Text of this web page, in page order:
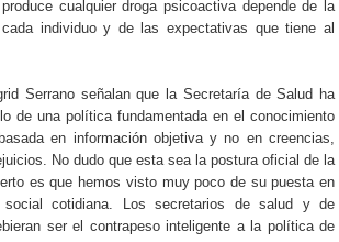
cualquier droga psicoactiva depende de la
individuo y de las expectativas que tiene al
Serrano señalan que la Secretaría de Salud ha
de una política fundamentada en el conocimiento
en información objetiva y no en creencias,
No dudo que esta sea la postura oficial de la
es que hemos visto muy poco de su puesta en
cotidiana. Los secretarios de salud y de
ser el contrapeso inteligente a la política de